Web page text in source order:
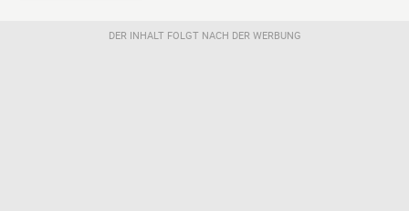
DER INHALT FOLGT NACH DER WERBUNG